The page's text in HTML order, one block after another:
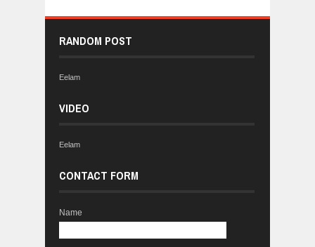
RANDOM POST
Eelam
VIDEO
Eelam
CONTACT FORM
Name